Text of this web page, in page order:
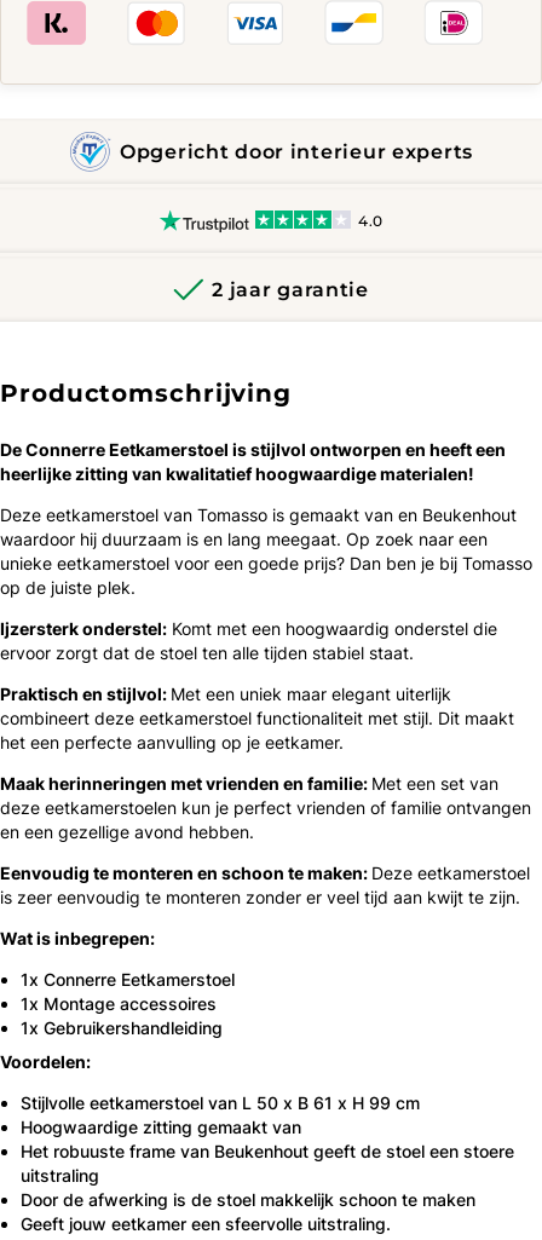
Opgericht door interieur experts
4.0
2 jaar garantie
Productomschrijving
De Connerre Eetkamerstoel is ​​stijlvol ontworpen en heeft een
heerlijke zitting van kwalitatief hoogwaardige materialen!
Deze eetkamerstoel van Tomasso is gemaakt van en Beukenhout
waardoor hij duurzaam is en lang meegaat. Op zoek naar een
unieke eetkamerstoel voor een goede prijs? Dan ben je bij Tomasso
op de juiste plek.
Ijzersterk onderstel: Komt met een hoogwaardig onderstel die
ervoor zorgt dat de stoel ten alle tijden stabiel staat.
Praktisch en stijlvol: Met een uniek maar elegant uiterlijk
combineert deze eetkamerstoel functionaliteit met stijl. Dit maakt
het een perfecte aanvulling op je eetkamer.
Maak herinneringen met vrienden en familie: Met een set van
deze eetkamerstoelen kun je perfect vrienden of familie ontvangen
en een gezellige avond hebben.
Eenvoudig te monteren en schoon te maken: Deze eetkamerstoel
is zeer eenvoudig te monteren zonder er veel tijd aan kwijt te zijn.
Wat is inbegrepen:
1x Connerre Eetkamerstoel
1x Montage accessoires
1x Gebruikershandleiding
Voordelen:
Stijlvolle eetkamerstoel van L 50 x B 61 x H 99 cm
Hoogwaardige zitting gemaakt van
Het robuuste frame van Beukenhout geeft de stoel een stoere
uitstraling
Door de afwerking is de stoel makkelijk schoon te maken
Geeft jouw eetkamer een sfeervolle uitstraling.